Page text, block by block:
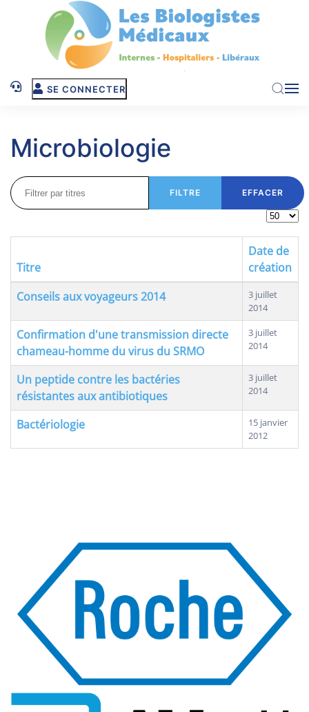
Skip to main content
SE CONNECTER
Microbiologie
Filtrer par titres
FILTRE EFFACER
Articles
Titre
Date de
création
Conseils aux voyageurs 2014
3 juillet
2014
Confirmation d'une transmission directe
chameau-homme du virus du SRMO
3 juillet
2014
Un peptide contre les bactéries
résistantes aux antibiotiques
3 juillet
2014
Bactériologie
15 janvier
2012